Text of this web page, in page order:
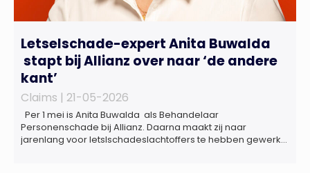
Letselschade-expert Anita Buwalda
stapt bij Allianz over naar ‘de andere
kant’
Claims | 21-05-2026
Per 1 mei is Anita Buwalda als Behandelaar
Personenschade bij Allianz. Daarna maakt zij naar
jarenlang voor letslschadeslachtoffers te hebben gewerkt